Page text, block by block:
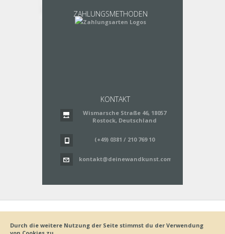
ZAHLUNGSMETHODEN
KONTAKT
Wismarsche Straße 46, 18057
Rostock, Deutschland
(+49) 0381 / 210 769 10
kontakt@deinewandkunst.com
Datenschutz
Lieferung
Bestellvorgang
AGB
Durch die weitere Nutzung der Seite stimmst du der Verwendung